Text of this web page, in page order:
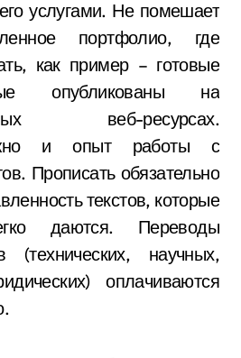
услугами. Не помешает
портфолио, где
как пример – готовые
опубликованы на
веб-ресурсах.
и опыт работы с
Прописать обязательно
текстов, которые
даются. Переводы
(технических, научных,
оплачиваются